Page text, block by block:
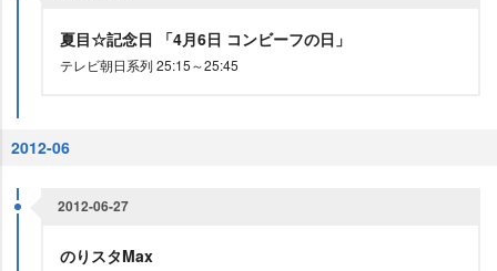
夏目☆記念日 「4月6日 コンビーフの日」
テレビ朝日系列 25:15～25:45
2012-06
2012-06-27
のりスタMax